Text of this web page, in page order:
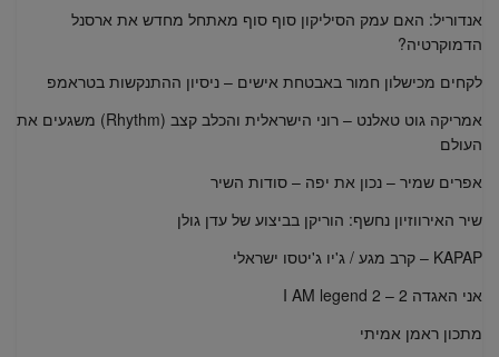
אנדוריל: האם עמק הסיליקון סוף סוף מאתחל מחדש את ארסנל
הדמוקרטיה?
לקחים מכישלון חמור באבטחת אישים – ניסיון ההתנקשות בטראמפ
אמריקה גוט טאלנט – רוני הישראלית והכלב קצב (Rhythm) משגעים את
העולם
אפרים שמיר – נכון את יפה – סודות השיר
שיר האירווזיון נחשף: הוריקן בביצוע של עדן גולן
KAPAP – קרב מגע / ג'יו ג'יטסו ישראלי
אני האגדה 2 – I AM legend 2
מתכון ראמן אמיתי